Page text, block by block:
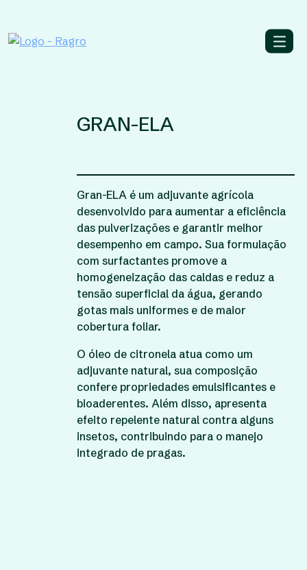
GRAN-ELA
Gran-ELA é um adjuvante agrícola
desenvolvido para aumentar a eficiência
das pulverizações e garantir melhor
desempenho em campo. Sua formulação
com surfactantes promove a
homogeneização das caldas e reduz a
tensão superficial da água, gerando
gotas mais uniformes e de maior
cobertura foliar.
O óleo de citronela atua como um
adjuvante natural, sua composição
confere propriedades emulsificantes e
bioaderentes. Além disso, apresenta
efeito repelente natural contra alguns
insetos, contribuindo para o manejo
integrado de pragas.